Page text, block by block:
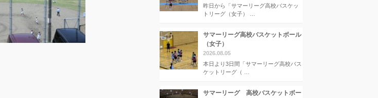
昨日から「サマーリーグ高校バスケッ
トリーグ（女子） …
サマーリーグ高校バスケットボール
（女子）
2026.08.05
本日より3日間「サマーリーグ高校バス
ケットリーグ（ …
サマーリーグ 高校バスケットボー